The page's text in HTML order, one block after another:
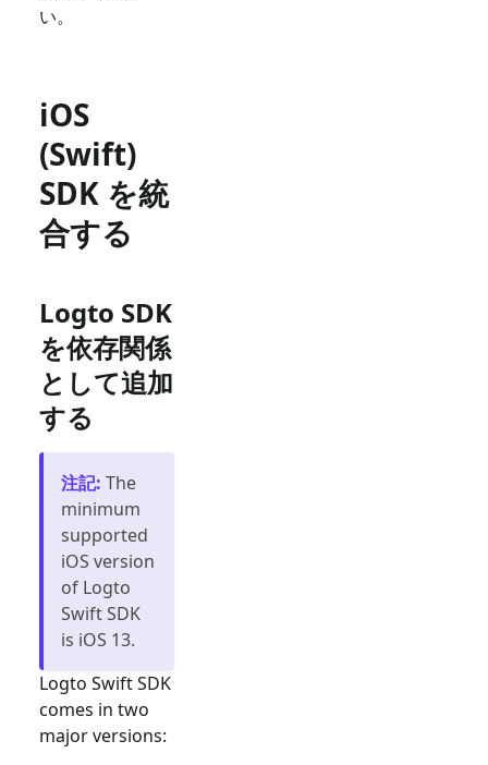
い。
iOS
(Swift)
SDK を統
合する
Logto SDK
を依存関係
として追加
する
注記: The
minimum
supported
iOS version
of Logto
Swift SDK
is iOS 13.
Logto Swift SDK
comes in two
major versions: